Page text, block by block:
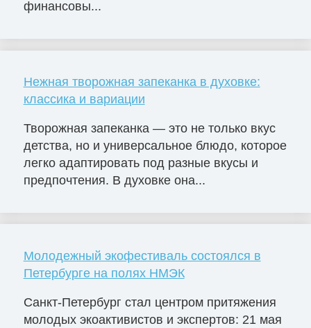
финансовы...
Нежная творожная запеканка в духовке:
классика и вариации
Творожная запеканка — это не только вкус
детства, но и универсальное блюдо, которое
легко адаптировать под разные вкусы и
предпочтения. В духовке она...
Молодежный экофестиваль состоялся в
Петербурге на полях НМЭК
Санкт-Петербург стал центром притяжения
молодых экоактивистов и экспертов: 21 мая